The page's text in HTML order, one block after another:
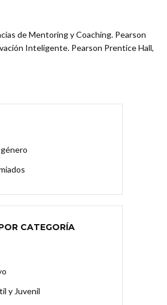
de Mentoring y Coaching. Pearson
Inteligente. Pearson Prentice Hall,
CATEGORÍA
y Juvenil